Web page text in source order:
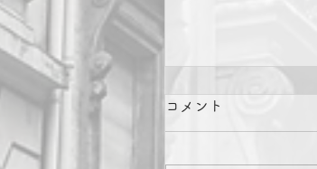
コメント